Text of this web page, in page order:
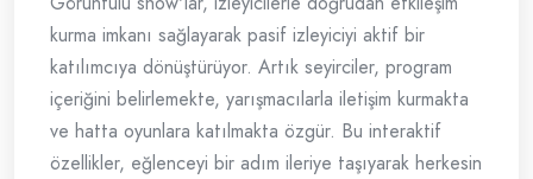
kurma imkanı sağlayarak pasif izleyiciyi aktif bir
katılımcıya dönüştürüyor. Artık seyirciler, program
içeriğini belirlemekte, yarışmacılarla iletişim kurmakta
ve hatta oyunlara katılmakta özgür. Bu interaktif
özellikler, eğlenceyi bir adım ileriye taşıyarak herkesin